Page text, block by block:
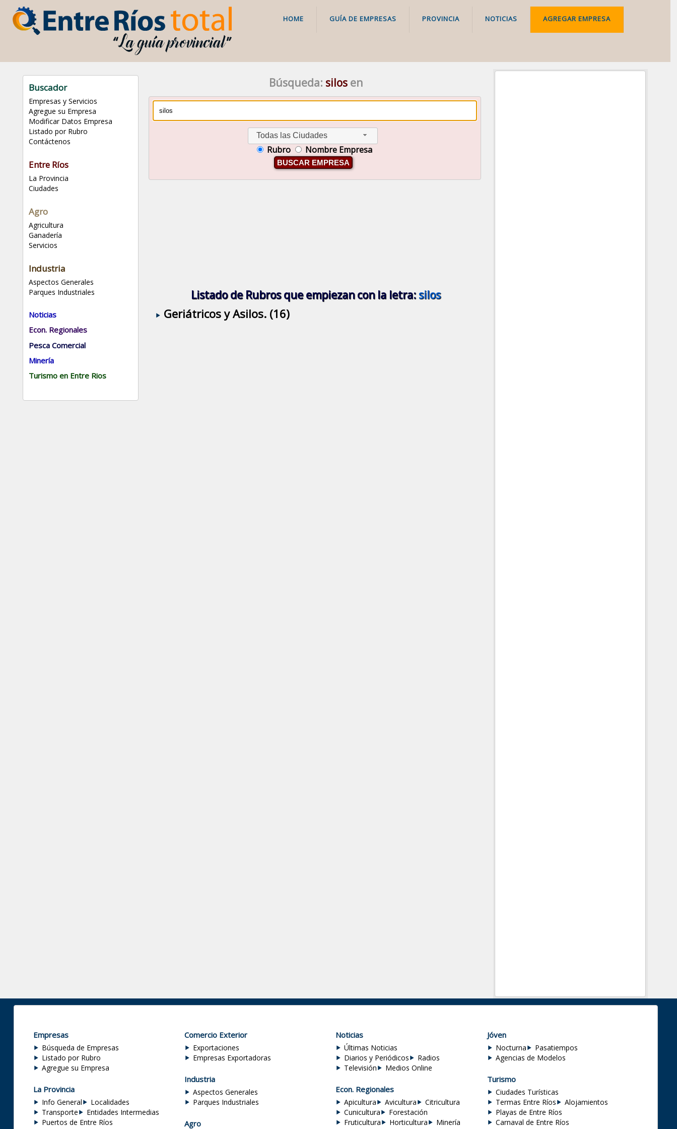
HOME GUÍA DE EMPRESAS PROVINCIA NOTICIAS AGREGAR EMPRESA
Buscador
Empresas y Servicios
Agregue su Empresa
Modificar Datos Empresa
Listado por Rubro
Contáctenos
Entre Ríos
La Provincia
Ciudades
Agro
Agricultura
Ganadería
Servicios
Industria
Aspectos Generales
Parques Industriales
Noticias
Econ. Regionales
Pesca Comercial
Minería
Turismo en Entre Rios
Búsqueda: silos en
Todas las Ciudades
Rubro Nombre Empresa
BUSCAR EMPRESA
Listado de Rubros que empiezan con la letra: silos
Geriátricos y Asilos. (16)
Empresas
Búsqueda de Empresas
Listado por Rubro
Agregue su Empresa
La Provincia
Info General
Localidades
Transporte
Entidades Intermedias
Puertos de Entre Ríos
Comercio Exterior
Exportaciones
Empresas Exportadoras
Industria
Aspectos Generales
Parques Industriales
Agro
Noticias
Últimas Noticias
Diarios y Periódicos
Radios
Televisión
Medios Online
Econ. Regionales
Apicultura Avicultura
Citricultura
Cunicultura
Forestación
Fruticultura
Horticultura
Minería
Jóven
Nocturna
Pasatiempos
Agencias de Modelos
Turismo
Ciudades Turísticas
Termas Entre Ríos
Alojamientos
Playas de Entre Ríos
Carnaval de Entre Ríos